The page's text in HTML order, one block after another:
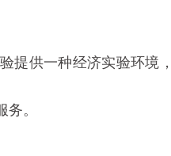
提供一种经济实验环境
。